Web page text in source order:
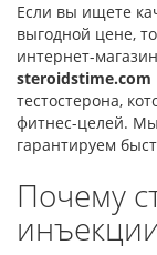
Если вы ищете
выгодной цене,
интернет-
steroidstime.com
тестостерона,
фитнес-целей.
гарантируем
Почему